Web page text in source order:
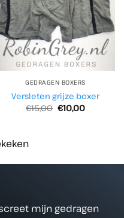
GEDRAGEN BOXERS
Versleten grijze boxer
€15,00 Oorspronkelijke
prijs
€10,00Huidige
mijn gedragen